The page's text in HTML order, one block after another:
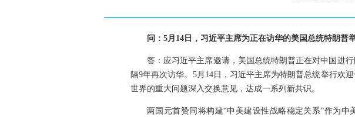
问：5月14日，习近平主席为正在访华的美国总统特朗
答：应习近平主席邀请，美国总统特朗普正在对中国进
隔9年再次访华。5月14日，习近平主席为特朗普总统举行欢
世界的重大问题深入交换意见，达成一系列新共识。
两国元首赞同将构建“中美建设性战略稳定关系”作为